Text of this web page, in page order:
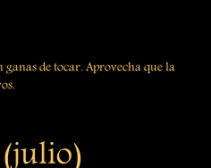
de tocar. Aprovecha que la